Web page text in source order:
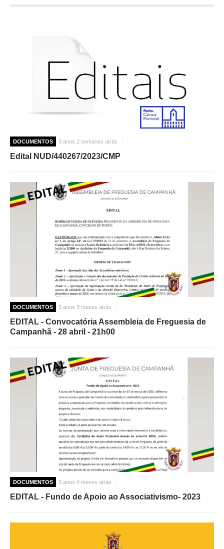
DOCUMENTOS 3 anos 2 semanas atrás
Edital NUD/440267/2023/CMP
DOCUMENTOS 3 anos 3 meses atrás
EDITAL - Convocatória Assembleia de Freguesia de
Campanhã - 28 abril - 21h00
DOCUMENTOS 3 anos 4 meses atrás
EDITAL - Fundo de Apoio ao Associativismo- 2023